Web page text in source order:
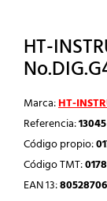
HT-
Marca:HT-
Referencia:13045
Código propio:
Código TMT:
EAN 13: